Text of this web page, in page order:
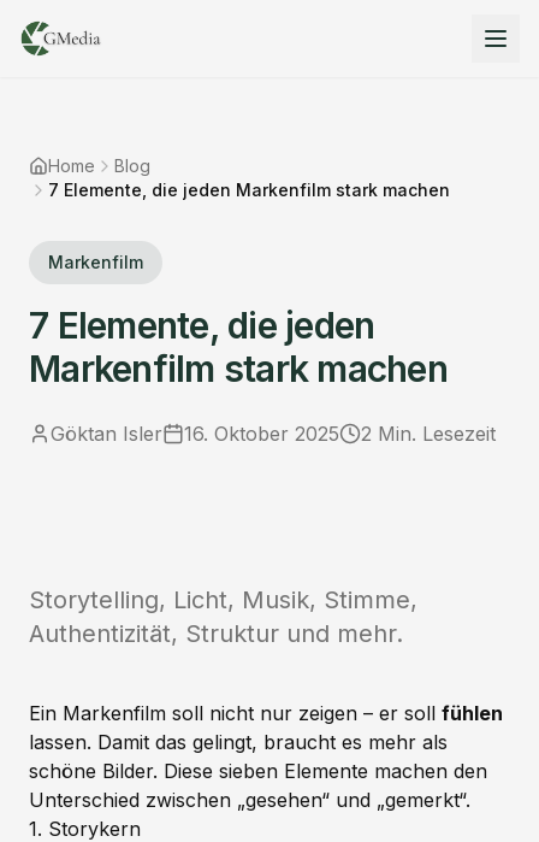
Home
Blog
7 Elemente, die jeden Markenfilm stark machen
Markenfilm
7 Elemente, die jeden
Markenfilm stark machen
Göktan Isler 16. Oktober 2025 2 Min. Lesezeit
Storytelling, Licht, Musik, Stimme,
Authentizität, Struktur und mehr.
Ein Markenfilm soll nicht nur zeigen – er soll fühlen
lassen. Damit das gelingt, braucht es mehr als
schöne Bilder. Diese sieben Elemente machen den
Unterschied zwischen „gesehen“ und „gemerkt“.
1. Storykern